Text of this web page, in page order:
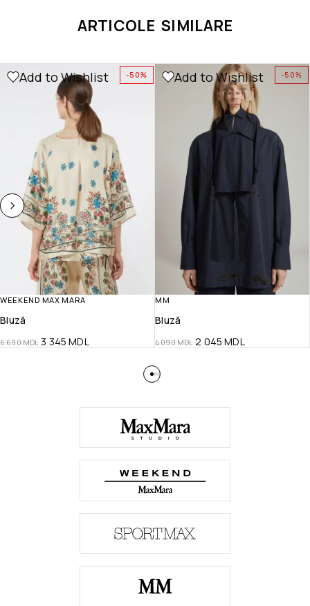
ARTICOLE SIMILARE
-50%
Add to Wishlist
WEEKEND MAX MARA
Bluză
6 690MDL 3 345MDL
-50%
Add to Wishlist
MM
Bluză
4 090MDL 2 045MDL